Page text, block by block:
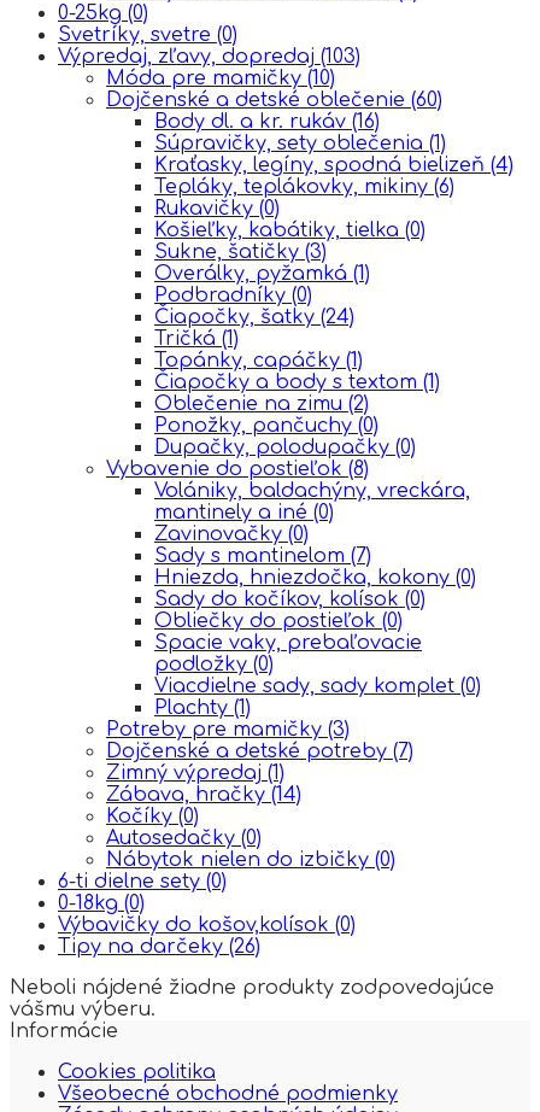
0-25kg (0)
Svetríky, svetre (0)
Výpredaj, zľavy, dopredaj (103)
Móda pre mamičky (10)
Dojčenské a detské oblečenie (60)
Body dl. a kr. rukáv (16)
Súpravičky, sety oblečenia (1)
Kraťasky, legíny, spodná bielizeň (4)
Tepláky, teplákovky, mikiny (6)
Rukavičky (0)
Košieľky, kabátiky, tielka (0)
Sukne, šatičky (3)
Overálky, pyžamká (1)
Podbradníky (0)
Čiapočky, šatky (24)
Tričká (1)
Topánky, capáčky (1)
Čiapočky a body s textom (1)
Oblečenie na zimu (2)
Ponožky, pančuchy (0)
Dupačky, polodupačky (0)
Vybavenie do postieľok (8)
Volániky, baldachýny, vreckára,
mantinely a iné (0)
Zavinovačky (0)
Sady s mantinelom (7)
Hniezda, hniezdočka, kokony (0)
Sady do kočíkov, kolísok (0)
Obliečky do postieľok (0)
Spacie vaky, prebaľovacie
podložky (0)
Viacdielne sady, sady komplet (0)
Plachty (1)
Potreby pre mamičky (3)
Dojčenské a detské potreby (7)
Zimný výpredaj (1)
Zábava, hračky (14)
Kočíky (0)
Autosedačky (0)
Nábytok nielen do izbičky (0)
6-ti dielne sety (0)
0-18kg (0)
Výbavičky do košov,kolísok (0)
Tipy na darčeky (26)
Neboli nájdené žiadne produkty zodpovedajúce
vášmu výberu.
Informácie
Cookies politika
Všeobecné obchodné podmienky